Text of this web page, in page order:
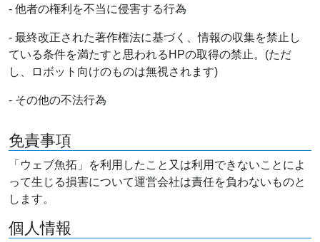
- 他者の権利を不当に侵害する行為
- 最終改正された著作権法に基づく、情報の収集を禁止し
ている条件を満たすと思われるHPの取得の禁止。(ただ
し、ロボット向けのものは無視されます)
- その他の不法行為
免責事項
「ウェブ魚拓」を利用したこと又は利用できないことによ
って生じる損害について運営会社は責任を負わないものと
します。
個人情報